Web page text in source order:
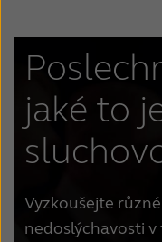
jaké to
Vyzkoušejte
nedoslýchavosti